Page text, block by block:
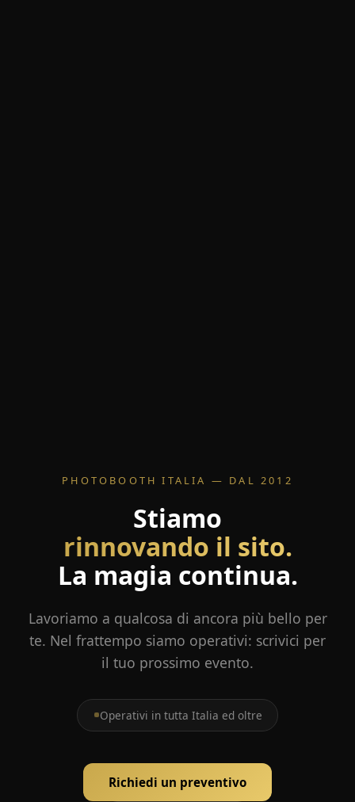
PHOTOBOOTH ITALIA — DAL 2012
Stiamo
rinnovando il sito.
La magia continua.
Lavoriamo a qualcosa di ancora più bello per
te. Nel frattempo siamo operativi: scrivici per
il tuo prossimo evento.
Operativi in tutta Italia ed oltre
Richiedi un preventivo